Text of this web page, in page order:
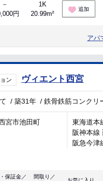
－
円
1K
20.99m²
追加
アパ
ン ヴィエント西宮
/築31年 /鉄骨鉄筋コンクリ
宮市池田町
東海道本
阪神本線
阪急今津
保証金／
間取り／